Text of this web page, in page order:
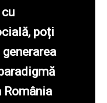
poți
România